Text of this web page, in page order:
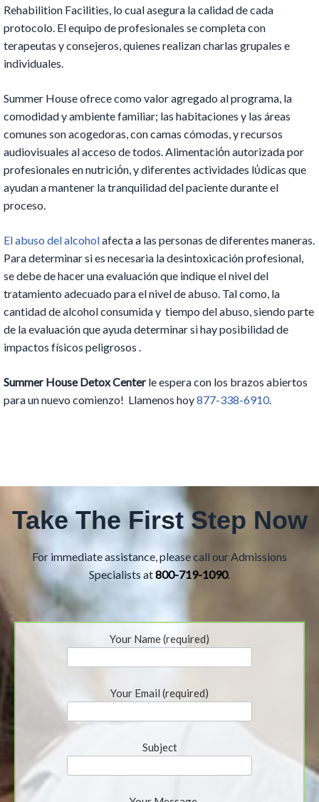
Rehabilition Facilities, lo cual asegura la calidad de cada
protocolo. El equipo de profesionales se completa con
terapeutas y consejeros, quienes realizan charlas grupales e
individuales.
Summer House ofrece como valor agregado al programa, la
comodidad y ambiente familiar; las habitaciones y las áreas
comunes son acogedoras, con camas cómodas, y recursos
audiovisuales al acceso de todos. Alimentaciόn autorizada por
profesionales en nutriciόn, y diferentes actividades lύdicas que
ayudan a mantener la tranquilidad del paciente durante el
proceso.
El abuso del alcoholafecta a las personas de diferentes maneras.
Para determinar si es necesaria la desintoxicación profesional,
se debe de hacer una evaluación que indique el nivel del
tratamiento adecuado para el nivel de abuso. Tal como, la
cantidad de alcohol consumida y tiempo del abuso, siendo parte
de la evaluación que ayuda determinar si hay posibilidad de
impactos físicos peligrosos .
Summer House Detox Centerle espera con los brazos abiertos
para un nuevo comienzo! Llamenos hoy877-338-6910.
Take The First Step Now
For immediate assistance, please call our Admissions
Specialists at800-719-1090.
Your Name (required)
Your Email (required)
Subject